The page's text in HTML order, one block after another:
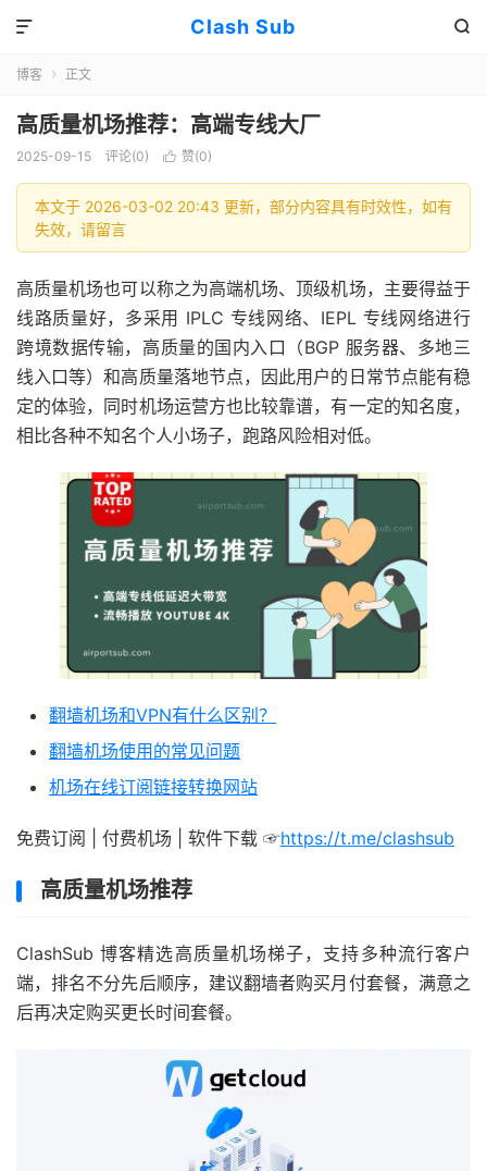
Clash Sub 

博客  正文
高质量机场推荐：高端专线大厂
2025-09-15 评论(0)  赞(0)
本文于 2026-03-02 20:43 更新，部分内容具有时效性，如有
失效，请留言
高质量机场也可以称之为高端机场、顶级机场，主要得益于
线路质量好，多采用 IPLC 专线网络、IEPL 专线网络进行
跨境数据传输，高质量的国内入口（BGP 服务器、多地三
线入口等）和高质量落地节点，因此用户的日常节点能有稳
定的体验，同时机场运营方也比较靠谱，有一定的知名度，
相比各种不知名个人小场子，跑路风险相对低。
翻墙机场和VPN有什么区别？
翻墙机场使用的常见问题
机场在线订阅链接转换网站
免费订阅 | 付费机场 | 软件下载 ☞https://t.me/clashsub
高质量机场推荐
ClashSub 博客精选高质量机场梯子，支持多种流行客户
端，排名不分先后顺序，建议翻墙者购买月付套餐，满意之
后再决定购买更长时间套餐。